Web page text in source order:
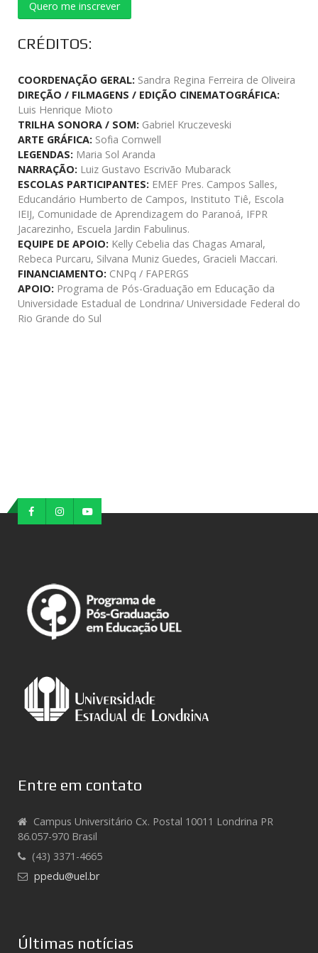
Quero me inscrever
CRÉDITOS:
COORDENAÇÃO GERAL: Sandra Regina Ferreira de Oliveira
DIREÇÃO / FILMAGENS / EDIÇÃO CINEMATOGRÁFICA:
Luis Henrique Mioto
TRILHA SONORA / SOM: Gabriel Kruczeveski
ARTE GRÁFICA: Sofia Cornwell
LEGENDAS: Maria Sol Aranda
NARRAÇÃO: Luiz Gustavo Escrivão Mubarack
ESCOLAS PARTICIPANTES: EMEF Pres. Campos Salles,
Educandário Humberto de Campos, Instituto Tiê, Escola
IEIJ, Comunidade de Aprendizagem do Paranoá, IFPR
Jacarezinho, Escuela Jardin Fabulinus.
EQUIPE DE APOIO: Kelly Cebelia das Chagas Amaral,
Rebeca Purcaru, Silvana Muniz Guedes, Gracieli Maccari.
FINANCIAMENTO: CNPq / FAPERGS
APOIO: Programa de Pós-Graduação em Educação da
Universidade Estadual de Londrina/ Universidade Federal do
Rio Grande do Sul
Entre em contato
Campus Universitário Cx. Postal 10011 Londrina PR
86.057-970 Brasil
(43) 3371-4665
ppedu@uel.br
Últimas notícias